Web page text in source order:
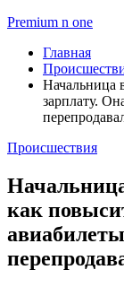
Premium n one
Главная
Начальница
зарплату.
Происшествия
как